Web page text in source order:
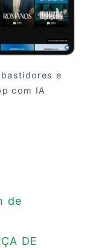
e
com IA
de
DE